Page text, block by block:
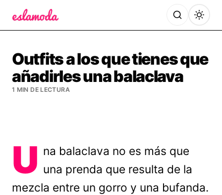
Outfits a los que tienes que
añadirles una balaclava
1 MIN DE LECTURA
U na balaclava no es más que
una prenda que resulta de la
mezcla entre un gorro y una bufanda.